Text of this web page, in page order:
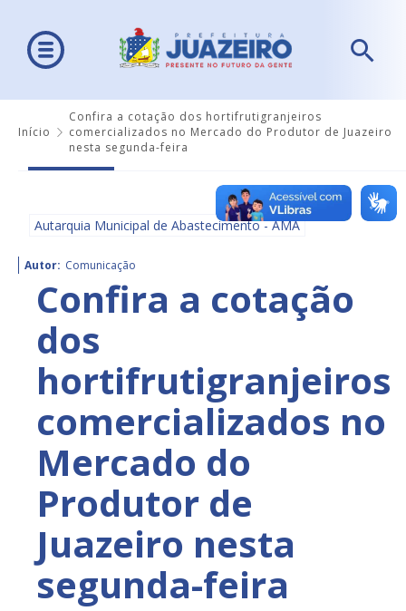
Início
Confira a cotação dos hortifrutigranjeiros
comercializados no Mercado do Produtor de Juazeiro
nesta segunda-feira
Autarquia Municipal de Abastecimento - AMA
Autor: Comunicação
Confira a cotação
dos
hortifrutigranjeiros
comercializados no
Mercado do
Produtor de
Juazeiro nesta
segunda-feira